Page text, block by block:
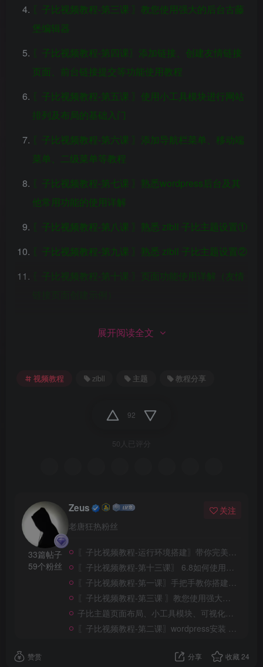
〖子比视频教程-第三课 〗教您使用强大的后台古藤
堡编辑器
〖子比视频教程-第四课〗添加链接、创建友情链接
页面、前台链接提交等功能使用教程
〖子比视频教程-第五课 〗使用小工具模块进行网站
排列及布局的基础入门
〖子比视频教程-第六课 〗添加导航栏菜单、移动端
菜单、二级菜单等教程
〖子比视频教程-第七课 〗熟悉wordpress后台及其
他常用功能的使用详解
〖子比视频教程-第八课 〗熟悉 zibll 子比主题设置①
〖子比视频教程-第九课 〗熟悉 zibll 子比主题设置②
〖子比视频教程-第十课 〗页面功能使用详解（友情
等6.7新功能
〖子比视频教程-第十三课〗 6.8如何使用未认证公众
理解，另外因时间及技术原因有些问题可能会说不明
白，有任何问题，可在群里找我解决。 最后温馨提示：
请用子比主题合法做站，做站不合法，亲人两
行泪。
展开阅读全文
视频教程 zibll 主题 教程分享
92
50人已评分
33篇帖子
59个粉丝
Zeus
老唐狂热粉丝
关注
〖子比视频教程-运行环境搭建〗带你完美搭建宝塔并熟悉各个功能
〖子比视频教程-第十三课〗 6.8如何使用未认证公众号登录
〖子比视频教程-第一课〗手把手教你搭建WordPress
〖子比视频教程-第三课 〗教您使用强大的后台古藤堡编辑器
子比主题页面布局、小工具模块、可视化布局等功能详解
〖子比视频教程-第二课〗wordpress安装 zibll 子比主题
赞赏 分享 收藏 24